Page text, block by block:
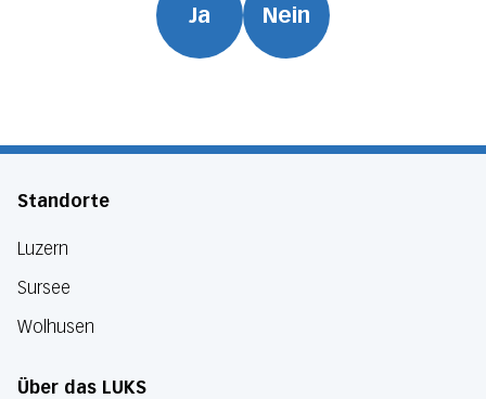
Ja Nein
Standorte
Luzern
Sursee
Wolhusen
Über das LUKS